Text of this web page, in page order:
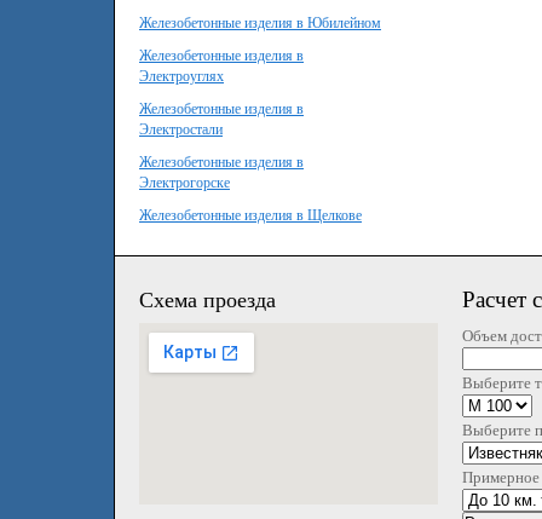
Железобетонные изделия в Юбилейном
Железобетонные изделия в
Электроуглях
Железобетонные изделия в
Электростали
Железобетонные изделия в
Электрогорске
Железобетонные изделия в Щелкове
Схема проезда Расчет
Объем
Выберите
Выберите
Примерное